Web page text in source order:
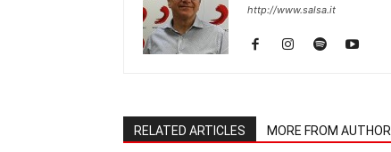
http://www.salsa.it
RELATED ARTICLES MORE FROM AUTHOR